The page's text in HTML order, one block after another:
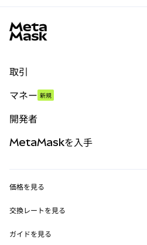
取引
パーペチュアル
RWA
マネー 新規
開発者
MetaMask Connect
Snaps
MetaMaskを入手
セキュリティ
価格を見る
イーサリアムの価格
Solanaの価格
交換レートを見る
ETH→USD
ガイドを見る